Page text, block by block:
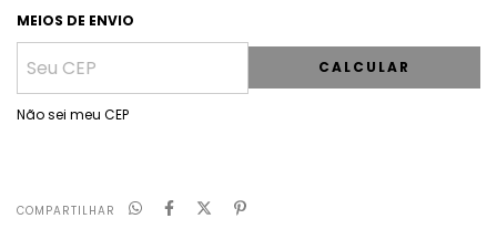
MEIOS DE ENVIO
CALCULAR
Não sei meu CEP
COMPARTILHAR